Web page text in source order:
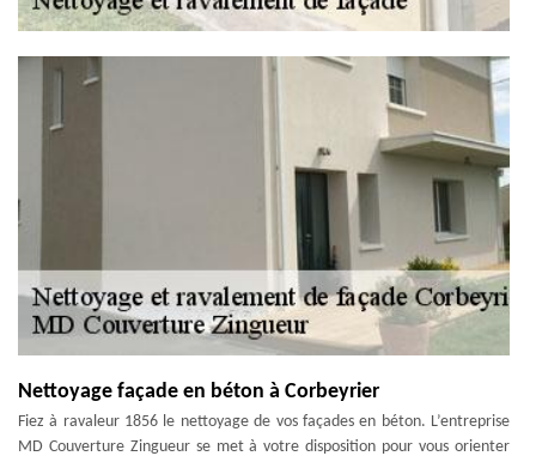
Nettoyage façade en béton à Corbeyrier
Fiez à ravaleur 1856 le nettoyage de vos façades en béton. L’entreprise
MD Couverture Zingueur se met à votre disposition pour vous orienter